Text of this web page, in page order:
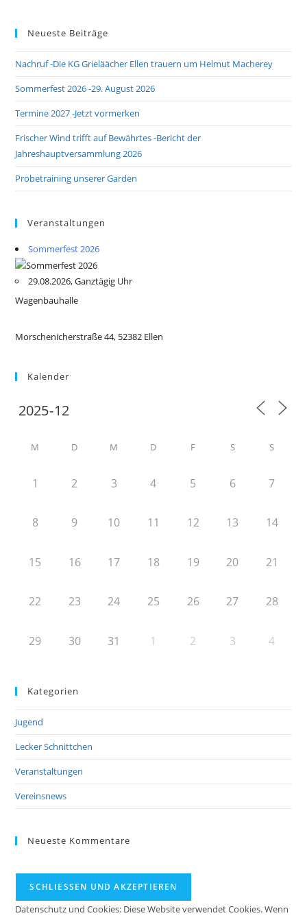
Neueste Beiträge
Nachruf -Die KG Grieläächer Ellen trauern um Helmut Macherey
Sommerfest 2026 -29. August 2026
Termine 2027 -Jetzt vormerken
Frischer Wind trifft auf Bewährtes -Bericht der
Jahreshauptversammlung 2026
Probetraining unserer Garden
Veranstaltungen
Sommerfest 2026
29.08.2026, Ganztägig Uhr
Wagenbauhalle
Morschenicherstraße 44, 52382 Ellen
Kalender
M D M D F S S
1 2 3 4 5 6 7
8 9 10 11 12 13 14
15 16 17 18 19 20 21
22 23 24 25 26 27 28
29 30 31 1 2 3 4
Kategorien
Jugend
Lecker Schnittchen
Veranstaltungen
Vereinsnews
Neueste Kommentare
Datenschutz und Cookies: Diese Website verwendet Cookies. Wenn